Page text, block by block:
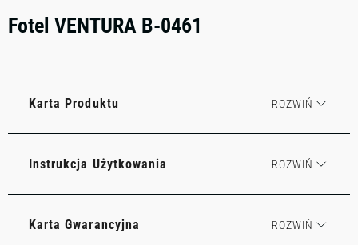
Fotel VENTURA B-0461
Karta Produktu
Instrukcja Użytkowania
Karta Gwarancyjna